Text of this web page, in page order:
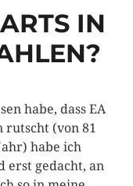
IN
habe, dass EA
(von 81
habe ich
erst gedacht, an